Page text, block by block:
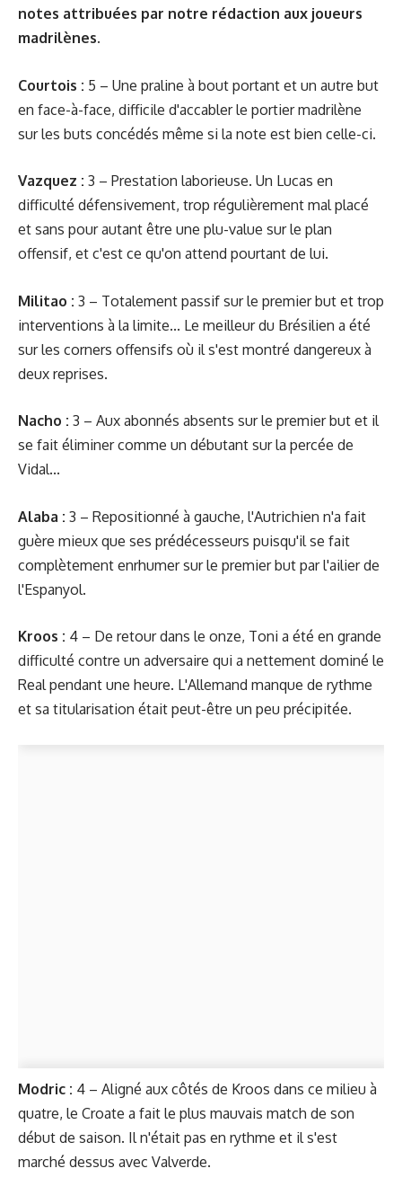
notes attribuées par notre rédaction aux joueurs
madrilènes.
Courtois : 5 – Une praline à bout portant et un autre but
en face-à-face, difficile d'accabler le portier madrilène
sur les buts concédés même si la note est bien celle-ci.
Vazquez : 3 – Prestation laborieuse. Un Lucas en
difficulté défensivement, trop régulièrement mal placé
et sans pour autant être une plu-value sur le plan
offensif, et c'est ce qu'on attend pourtant de lui.
Militao : 3 – Totalement passif sur le premier but et trop
interventions à la limite... Le meilleur du Brésilien a été
sur les corners offensifs où il s'est montré dangereux à
deux reprises.
Nacho : 3 – Aux abonnés absents sur le premier but et il
se fait éliminer comme un débutant sur la percée de
Vidal...
Alaba : 3 – Repositionné à gauche, l'Autrichien n'a fait
guère mieux que ses prédécesseurs puisqu'il se fait
complètement enrhumer sur le premier but par l'ailier de
l'Espanyol.
Kroos : 4 – De retour dans le onze, Toni a été en grande
difficulté contre un adversaire qui a nettement dominé le
Real pendant une heure. L'Allemand manque de rythme
et sa titularisation était peut-être un peu précipitée.
Modric : 4 – Aligné aux côtés de Kroos dans ce milieu à
quatre, le Croate a fait le plus mauvais match de son
début de saison. Il n'était pas en rythme et il s'est
marché dessus avec Valverde.